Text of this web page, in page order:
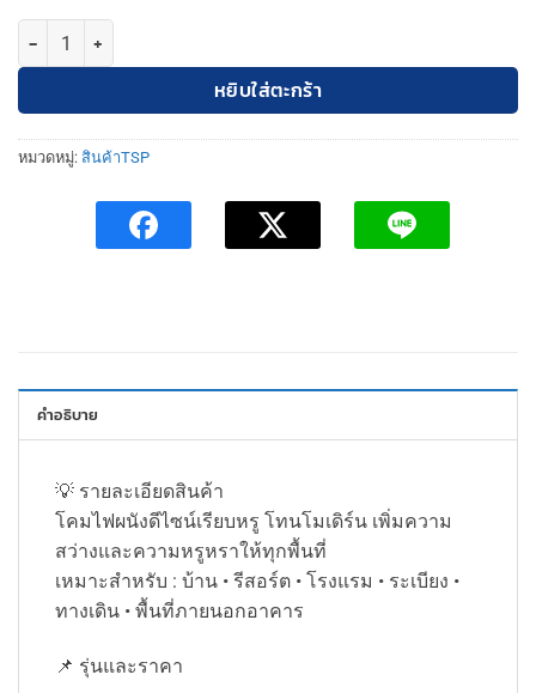
จำนวน โคมไฟขาผนังมิเนียมแก้วนม8นิ้ว10นิ้ว12นิ้วTSP ชิ้น
หยิบใส่ตะกร้า
หมวดหมู่: สินค้าTSP
คำอธิบาย
💡 รายละเอียดสินค้า
โคมไฟผนังดีไซน์เรียบหรู โทนโมเดิร์น เพิ่มความ
สว่างและความหรูหราให้ทุกพื้นที่
เหมาะสำหรับ : บ้าน • รีสอร์ต • โรงแรม • ระเบียง •
ทางเดิน • พื้นที่ภายนอกอาคาร
📌 รุ่นและราคา